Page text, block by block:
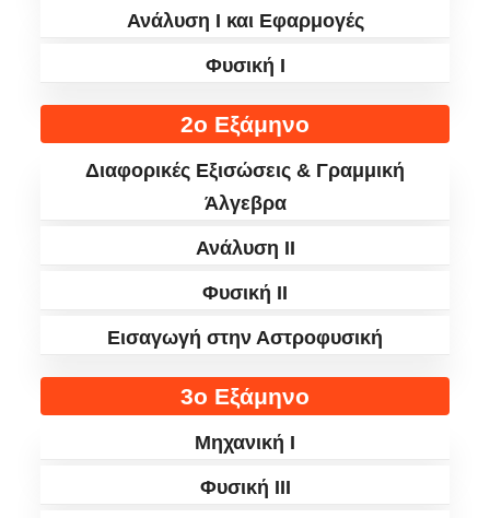
Ανάλυση I και Εφαρμογές
Φυσική I
2ο Εξάμηνο
Διαφορικές Εξισώσεις & Γραμμική
Άλγεβρα
Ανάλυση II
Φυσική II
Εισαγωγή στην Αστροφυσική
3ο Εξάμηνο
Μηχανική I
Φυσική III